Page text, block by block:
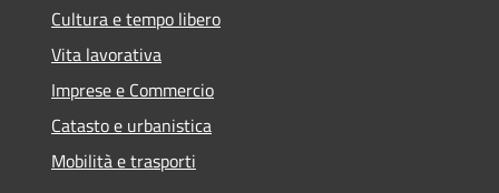
Cultura e tempo libero
Vita lavorativa
Imprese e Commercio
Catasto e urbanistica
Mobilità e trasporti